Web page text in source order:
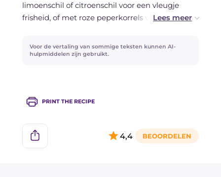
limoenschil of citroenschil voor een vleugje
frisheid, of met roze peperkorrels voor een
Voor de vertaling van sommige teksten kunnen AI-
hulpmiddelen zijn gebruikt.
PRINT THE RECIPE
4,4